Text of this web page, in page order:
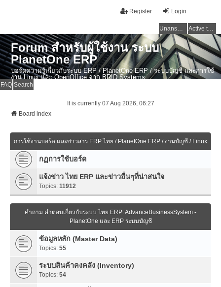
Login
Register
Unanswered topics Active topics
Forum สำหรับผู้ใช้งาน ระบบ
PlanetOne ERP
บอร์ดความรู้เกี่ยวกับระบบ ERP / PlanetOne ERP / ระบบบัญชี และการใช้
งาน Linux และ OpenOffice จาก BRID Systems
FAQ Search
It is currently 07 Aug 2026, 06:27
Board index
การใช้งานบอร์ด และข่าวสาร ERP ไทย / PlanetOne ERP / งานบัญชี / Linux
กฏการใช้บอร์ด
แจ้งข่าว ไทย ERP และข่าวอื่นๆที่น่าสนใจ
Topics: 11912
คำถาม คำตอบเกี่ยวกับระบบ ไทย ERP: AdvanceBusinessSystem -
PlanetOne และ ERP ระบบบัญชี
ข้อมูลหลัก (Master Data)
Topics: 55
ระบบสินค้าคงคลัง (Inventory)
Topics: 54